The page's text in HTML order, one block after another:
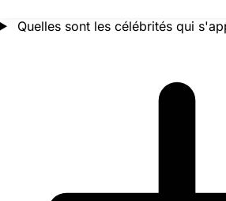
Quelles sont les célébrités qui